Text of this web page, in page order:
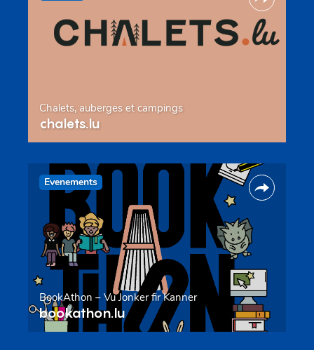
Chalets, auberges et campings
chalets.lu
Evenements
BookAthon – Vu Jonker fir Kanner
bookathon.lu